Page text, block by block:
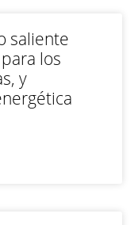
saliente
los
y